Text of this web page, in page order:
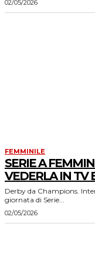
02/05/2026
FEMMINILE
SERIE A
VEDERLA IN TV
Derby da Champions.
giornata di Serie...
02/05/2026